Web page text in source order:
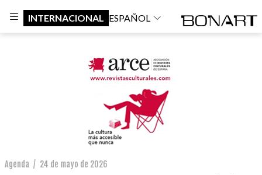
INTERNACIONAL ESPAÑOL
Agenda / 24 de mayo de 2026